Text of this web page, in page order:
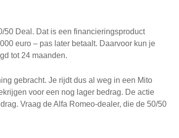
50 Deal. Dat is een financieringsproduct
euro – pas later betaalt. Daarvoor kun je
tot 24 maanden.
gebracht. Je rijdt dus al weg in een Mito
voor een nog lager bedrag. De actie
Vraag de Alfa Romeo-dealer, die de 50/50